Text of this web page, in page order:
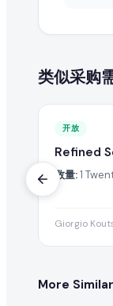
类似采购
开放
Refined
数量:1
Giorgio
More